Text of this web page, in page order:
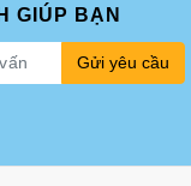
GIÚP BẠN
Gửi yêu cầu